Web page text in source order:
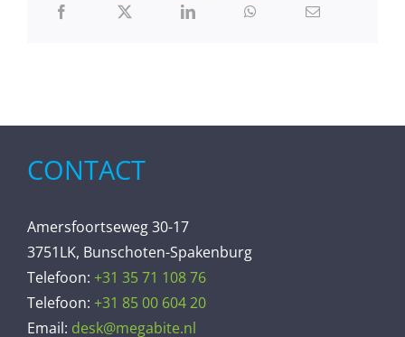
CONTACT
Amersfoortseweg 30-17
3751LK, Bunschoten-Spakenburg
Telefoon: +31 35 71 108 76
Telefoon: +31 85 00 604 20
Email: desk@megabite.nl